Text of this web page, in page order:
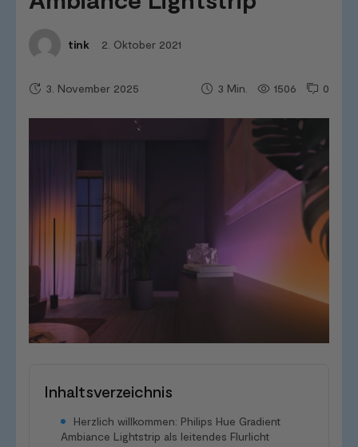
tink 2. Oktober 2021
0
1506
3 Min.
3. November 2025
Inhaltsverzeichnis
Herzlich willkommen: Philips Hue Gradient
Ambiance Lightstrip als leitendes Flurlicht